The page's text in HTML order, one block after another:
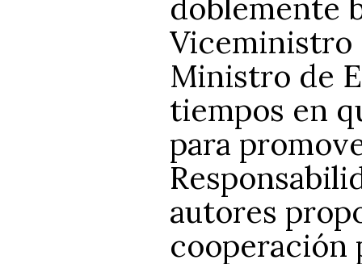
doblemente
Viceministro
Ministro de
tiempos en
para
autores
cooperación